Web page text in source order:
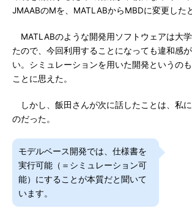
JMAABのMを、MATLABからMBDに変更した
MATLABのような開発用ソフトウェアは大
たので、今回利用することになっても違和感
い。シミュレーションを用いた開発というの
ことに思えた。
しかし、飯田さんが次に話したことは、私
のだった。
モデルベース開発では、仕様書を
実行可能（＝シミュレーション可
能）にすることが本質だと聞いて
います。